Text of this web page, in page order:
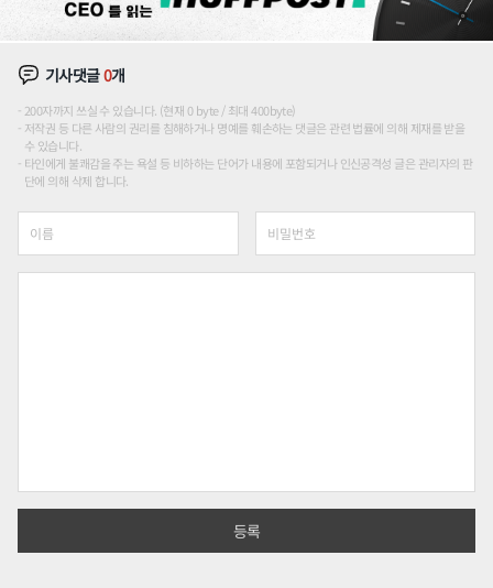
기사댓글0개
200자까지 쓰실 수 있습니다. (현재 0 byte / 최대 400byte)
저작권 등 다른 사람의 권리를 침해하거나 명예를 훼손하는 댓글은 관련 법률에 의해 제재를 받을
수 있습니다.
타인에게 불쾌감을 주는 욕설 등 비하하는 단어가 내용에 포함되거나 인신공격성 글은 관리자의 판
단에 의해 삭제 합니다.